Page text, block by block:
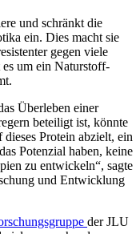
und schränkt die
ein. Dies macht sie
gegen viele
es um ein Naturstoff­
Überleben einer
be­teiligt ist, könnte
Protein abzielt, ein
Potenzial haben, keine
zu entwickeln“, sagte
und Entwicklung
der JLU